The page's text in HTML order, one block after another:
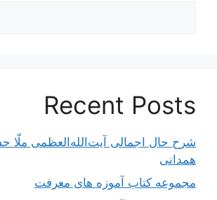
Recent Posts
شرح حال اجمالی آیت‌الله‌العظمی ملّا
همدانی
مجموعه کتاب آموزه های معرفت